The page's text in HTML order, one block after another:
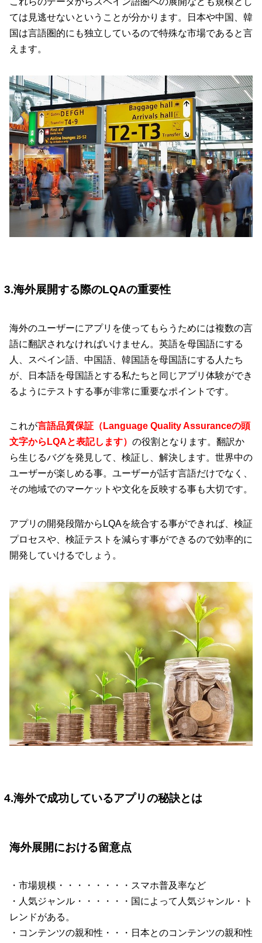
ては見逃せないということが分かります。日本や中国、韓
国は言語圏的にも独立しているので特殊な市場であると言
えます。
3.海外展開する際のLQAの重要性
海外のユーザーにアプリを使ってもらうためには複数の言
語に翻訳されなければいけません。英語を母国語にする
人、スペイン語、中国語、韓国語を母国語にする人たち
が、日本語を母国語とする私たちと同じアプリ体験ができ
るようにテストする事が非常に重要なポイントです。
これが言語品質保証（Language Quality Assuranceの頭
文字からLQAと表記します） の役割となります。翻訳か
ら生じるバグを発見して、検証し、解決します。世界中の
ユーザーが楽しめる事。ユーザーが話す言語だけでなく、
その地域でのマーケットや文化を反映する事も大切です。
アプリの開発段階からLQAを統合する事ができれば、検証
プロセスや、検証テストを減らす事ができるので効率的に
開発していけるでしょう。
4.海外で成功しているアプリの秘訣とは
海外展開における留意点
・市場規模・・・・・・・・スマホ普及率など
・人気ジャンル・・・・・・国によって人気ジャンル・ト
レンドがある。
・コンテンツの親和性・・・日本とのコンテンツの親和性